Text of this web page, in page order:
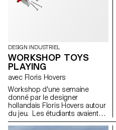
DESIGN INDUSTRIEL
WORKSHOP TOYS
PLAYING
avec Floris Hovers
Workshop d'une semaine
donné par le designer
hollandais Floris Hovers autour
du jeu. Les étudiants avaient
pour point de départ le jouet